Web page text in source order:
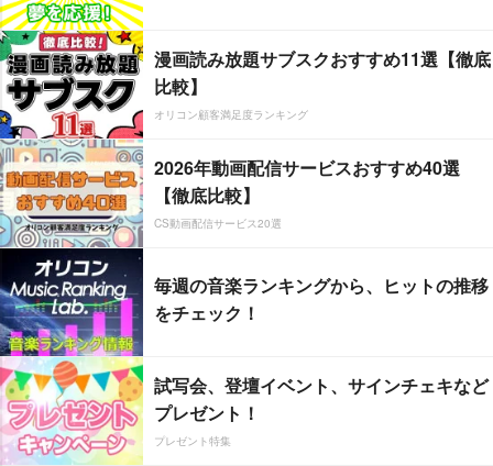
漫画読み放題サブスクおすすめ11選【徹底
比較】
オリコン顧客満足度ランキング
2026年動画配信サービスおすすめ40選
【徹底比較】
CS動画配信サービス20選
毎週の音楽ランキングから、ヒットの推移
をチェック！
試写会、登壇イベント、サインチェキなど
プレゼント！
プレゼント特集